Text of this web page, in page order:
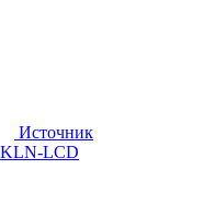
Источник
LCD